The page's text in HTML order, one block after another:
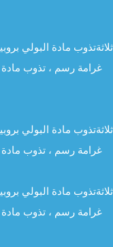
ثلاثةتذوب مادة البولي
غرامة رسم ، تذوب مادة
ثلاثةتذوب مادة البولي
غرامة رسم ، تذوب مادة
ثلاثةتذوب مادة البولي
غرامة رسم ، تذوب مادة